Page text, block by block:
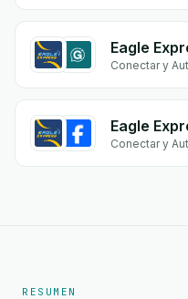
Conectar y
Conectar y
RESUMEN